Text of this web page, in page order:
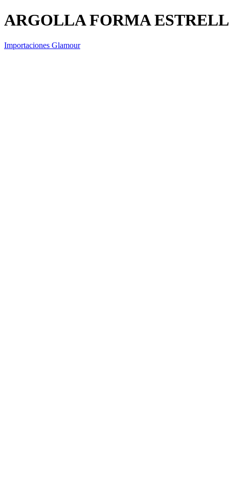
ARGOLLA FORMA
Importaciones Glamour